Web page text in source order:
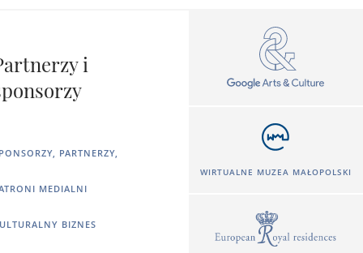
i
PARTNERZY,
MEDIALNI
BIZNES
WIRTUALNE MUZEA MAŁOPOLSKI